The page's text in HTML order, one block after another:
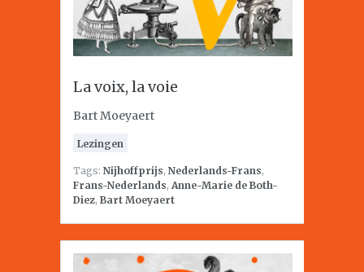
La voix, la voie
Bart Moeyaert
Lezingen
Tags: Nijhoffprijs, Nederlands-Frans,
Frans-Nederlands, Anne-Marie de Both-
Diez, Bart Moeyaert